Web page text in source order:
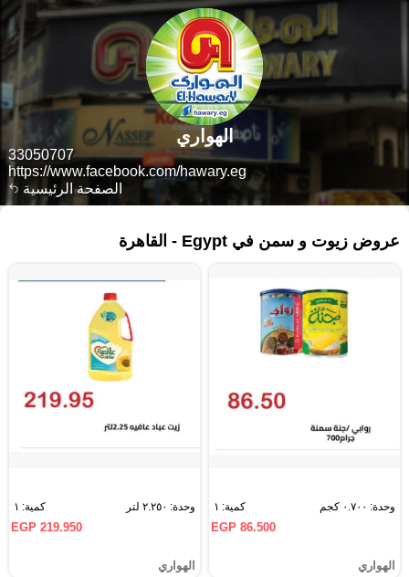
الصفحة الرئيسية
33050707
https://www.facebook.com/hawary.eg
الهواري
عروض زيوت و سمن في Egypt - القاهرة
وحدة: ٠.٧٠٠ كجم كمية: ١
EGP 86.500
الهواري
وحدة: ٢.٢٥٠ لتر كمية: ١
EGP 219.950
الهواري